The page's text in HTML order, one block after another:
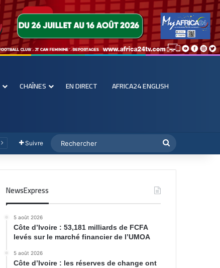
CHAÎNES EN DIRECT AFRICA24 ENGLISH
Suivre
NewsExpress
5 août 2026
Côte d’Ivoire : 53,181 milliards de FCFA
levés sur le marché financier de l’UMOA
5 août 2026
Côte d’Ivoire : les réserves de change ont